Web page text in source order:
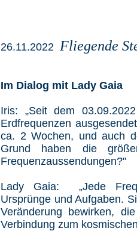
26.11.2022 Fliegende
Im Dialog mit Lady Gaia
Iris: „Seit dem
Erdfrequenzen
ca. 2 Wochen, und auch
Grund haben die
Frequenzaussendungen?"
Lady Gaia: „Jede
Ursprünge und Aufgaben.
Veränderung bewirken,
Verbindung zum